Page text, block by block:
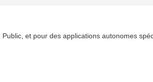
et pour des applications autonomes